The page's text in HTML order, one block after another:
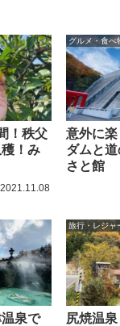
！秩父
！み
2021.11.08
グルメ・食べ
意外に
ダムと
さと館
泉で
旅行・レジャ
尻焼温